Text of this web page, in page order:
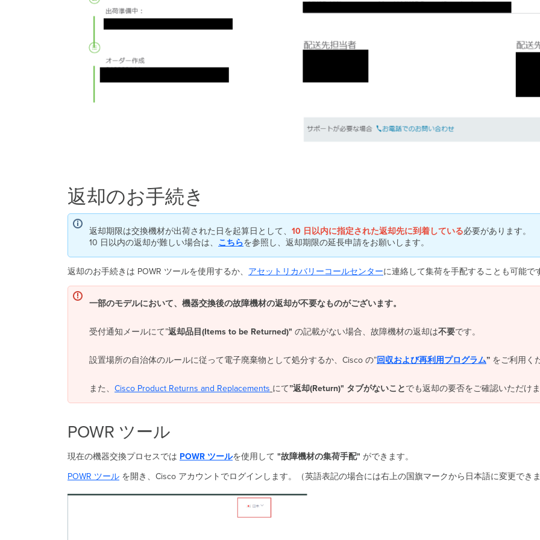
返却のお手続き
返却期限は交換機材が出荷された日を起算日として、 10 日以内に指定された返却先に到着している必要があります。
10 日以内の返却が難しい場合は、 こちらを参照し、返却期限の延長申請をお願いします。
返却のお手続きは POWR ツールを使用するか、 アセットリカバリーコールセンターに連絡して集荷を手配することも可能で
一部のモデルにおいて、機器交換後の故障機材の返却が不要なものがございます。
受付通知メールにて”返却品目(Items to be Returned)" の記載がない場合、故障機材の返却は不要です。
設置場所の自治体のルールに従って電子廃棄物として処分するか、Cisco の”回収および再利用プログラム” をご利用く
また、 Cisco Product Returns and Replacements にて”返却(Return)" タブがないことでも返却の要否をご確認いただけ
POWR ツール
現在の機器交換プロセスでは POWR ツールを使用して "故障機材の集荷手配" ができます。
POWR ツール を開き、Cisco アカウントでログインします。（英語表記の場合には右上の国旗マークから日本語に変更でき